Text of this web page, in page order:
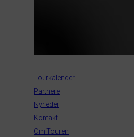
Tourkalender
Partnere
Nyheder
Kontakt
Om Touren